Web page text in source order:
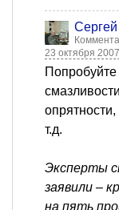
23 октября
опрятности,
т.д.
Эксперты
заявили –
на пять